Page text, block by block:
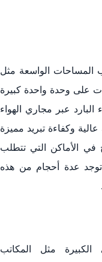
المساحات الواسعة مثل
على وحدة واحدة كبيرة
البارد عبر مجاري الهواء
وكفاءة تبريد مميزة
في الأماكن التي تتطلب
توجد عدة أحجام من هذه
الكبيرة مثل المكاتب